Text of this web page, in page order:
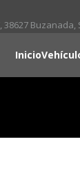
38627
Inicio